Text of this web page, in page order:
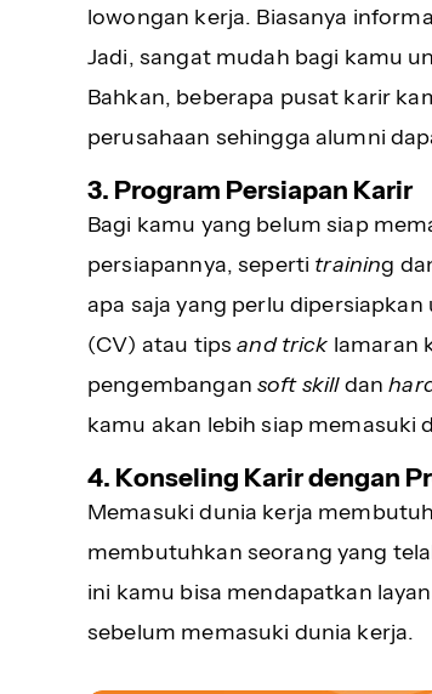
lowongan kerja. Biasanya
Jadi, sangat mudah bagi kamu
Bahkan, beberapa pusat karir
perusahaan sehingga alumni
3. Program Persiapan Karir
Bagi kamu yang belum siap
persiapannya, seperti training
apa saja yang perlu
(CV) atau tipsand trick lamaran
pengembangan soft skilldan
kamu akan lebih siap memasuki
4. Konseling Karir dengan
Memasuki dunia kerja
membutuhkan seorang yang
ini kamu bisa mendapatkan
sebelum memasuki dunia kerja.